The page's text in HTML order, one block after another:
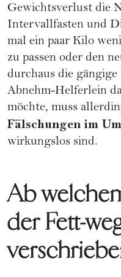
Gewichtsverlust die
Intervallfasten und
mal ein paar Kilo
zu passen oder den
durchaus die
Abnehm-Helferlein
möchte, muss
Fälschungen im
wirkungslos sind.
Ab
der Fett-